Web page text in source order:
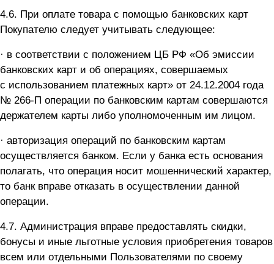
4.6. При оплате товара с помощью банковских карт
Покупателю следует учитывать следующее:
· в соответствии с положением ЦБ РФ «Об эмиссии
банковских карт и об операциях, совершаемых
с использованием платежных карт» от 24.12.2004 года
№ 266-П операции по банковским картам совершаются
держателем карты либо уполномоченным им лицом.
· авторизация операций по банковским картам
осуществляется банком. Если у банка есть основания
полагать, что операция носит мошеннический характер,
то банк вправе отказать в осуществлении данной
операции.
4.7. Администрация вправе предоставлять скидки,
бонусы и иные льготные условия приобретения товаров
всем или отдельными Пользователями по своему